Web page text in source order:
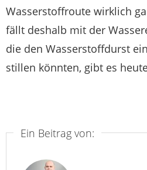
Wasserstoffroute wirklich
fällt deshalb mit der
die den Wasserstoffdurst
stillen könnten, gibt es
Ein Beitrag von: